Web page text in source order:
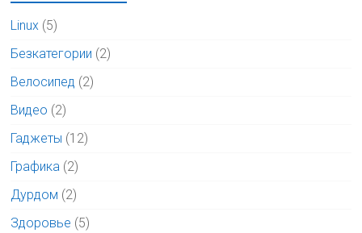
Linux (5)
Безкатегории (2)
Велосипед (2)
Видео (2)
Гаджеты (12)
Графика (2)
Дурдом (2)
Здоровье (5)